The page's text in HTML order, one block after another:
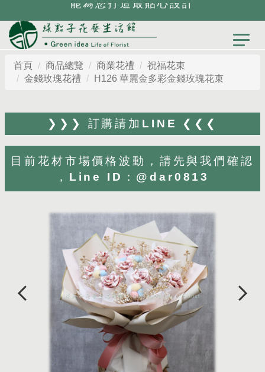
首頁 商品總覽 商業花禮
祝福花束
金錢玫瑰花禮
H126 華麗金多彩金錢玫瑰花束
❯❯❯ 訂購請加LINE ❮❮❮
目前花材市場價格波動，請先與我們確認
，Line ID：@dar0813